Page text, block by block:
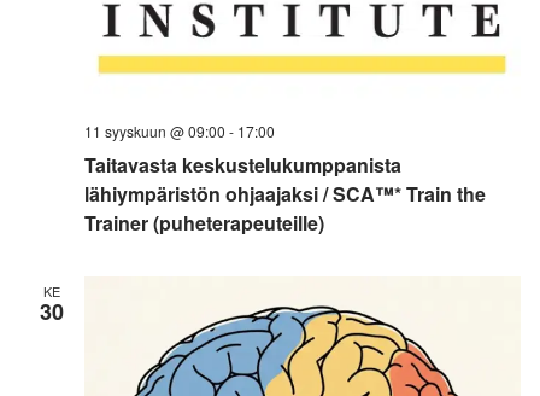
Taitavasta keskustelukumppanista
lähiympäristön ohjaajaksi / SCA™* Train the
Trainer (puheterapeuteille)
11 syyskuun @ 09:00 - 17:00
KE
30